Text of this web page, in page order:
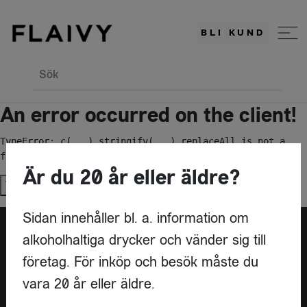
BLI KUND
Sök
An error occurred on the client!
TypeError: c(...).stringify(...).replaceAll is not a
function
Try again
Är du leverantör?
Är du 20 år eller äldre?
Sidan innehåller bl. a. information om
alkoholhaltiga drycker och vänder sig till
företag. För inköp och besök måste du
vara 20 år eller äldre.